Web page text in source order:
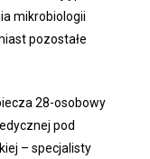
mikrobiologii
pozostałe
28-osobowy
pod
– specjalisty